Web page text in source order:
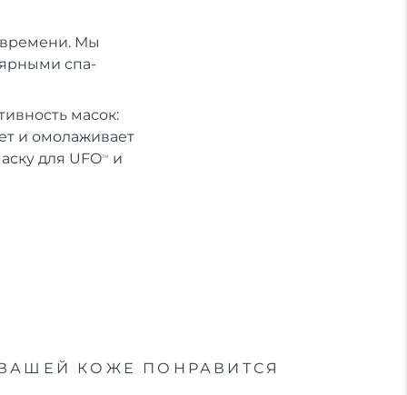
времени. Мы
спа-
масок:
и омолаживает
для UFOTM и
КОЖЕ ПОНРАВИТСЯ